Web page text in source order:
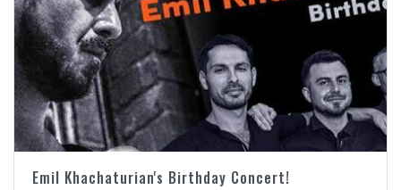
Emil Khachaturian's Birthday Concert!